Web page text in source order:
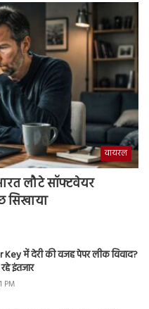
वायरल
लौटे सॉफ्टवेयर
सिखाया
Key में देरी की वजह पेपर लीक विवाद?
इंतजार
PM